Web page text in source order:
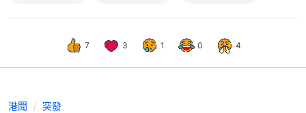
7 3 1 0 4
港聞 突發